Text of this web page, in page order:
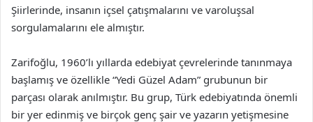
Şiirlerinde, insanın içsel çatışmalarını ve varoluşsal
sorgulamalarını ele almıştır.
Zarifoğlu, 1960’lı yıllarda edebiyat çevrelerinde tanınmaya
başlamış ve özellikle “Yedi Güzel Adam” grubunun bir
parçası olarak anılmıştır. Bu grup, Türk edebiyatında önemli
bir yer edinmiş ve birçok genç şair ve yazarın yetişmesine